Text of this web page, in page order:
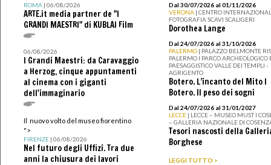
ROMA| 06/08/2026
ARTE.it media partner de "I
GRANDI MAESTRI" di KUBLAI Film
06/08/2026
I Grandi Maestri: da Caravaggio
a Herzog, cinque appuntamenti
al cinema con i giganti
dell'immaginario
Il nuovo volto del museo fiorentino
">
FIRENZE| 06/08/2026
Nel futuro degli Uffizi. Tra due
anni la chiusura dei lavori
Dal 30/07/2026 al 01/11/2026
VERONA | CENTRO
FOTOGRAFIA SCAVI SCALIGERI
Dorothea Lange
Dal 24/07/2026 al 31/10/2026
PALERMO | PALAZZO BELMONTE
PALERMO I PARCO ARCHEOLOGICO
PAESAGGISTICO VALLE DEI TEMPLI -
AGRIGENTO
Botero. L’incanto del Mito I
Botero. Il peso dei sogni
Dal 24/07/2026 al 31/01/2027
LECCE | LECCE – MUSEO MUST I
– GALLERIA NAZIONALE DI
Tesori nascosti della
Borghese
LEGGI TUTTO >